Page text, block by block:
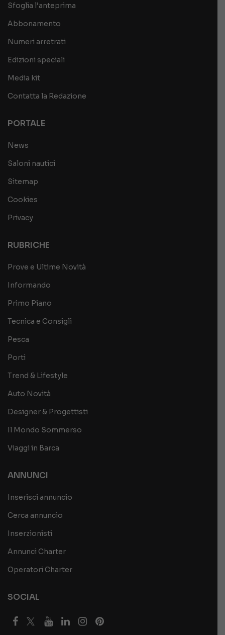
Sfoglia l’anteprima
Abbonamento
Numeri arretrati
Edizioni speciali
Media kit
Contatta la Redazione
PORTALE
News
Saloni nautici
Sitemap
Cookies
Privacy
RUBRICHE
Prove e Ultime Novità
Informando
Primo Piano
Tecnica e Consigli
Pesca
Porti
Trend & Lifestyle
Auto Novità
Designer & Progettisti
Il Mondo Sommerso
Viaggi in Barca
ANNUNCI
Inserisci annuncio
Cerca annuncio
Inserzionisti
Annunci Charter
Operatori Charter
SOCIAL